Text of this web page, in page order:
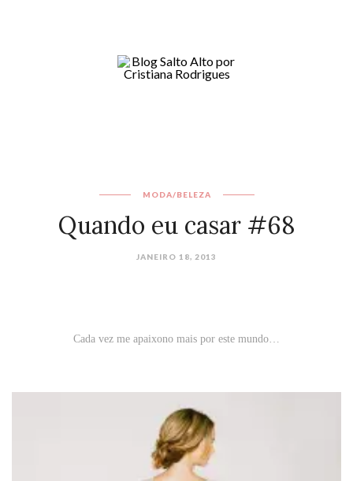
MODA/BELEZA
Quando eu casar #68
JANEIRO 18, 2013
Cada vez me apaixono mais por este mundo…